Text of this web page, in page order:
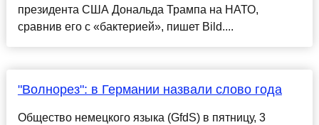
президента США Дональда Трампа на НАТО,
сравнив его с «бактерией», пишет Bild....
"Волнорез": в Германии назвали слово года
Общество немецкого языка (GfdS) в пятницу, 3